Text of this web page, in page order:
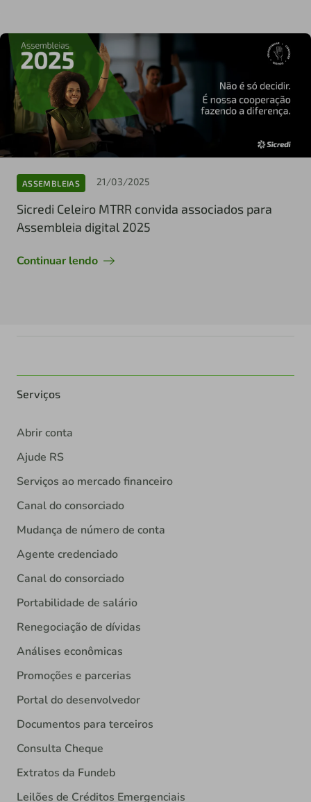
ASSEMBLEIAS 21/03/2025
Sicredi Celeiro MTRR convida associados para
Assembleia digital 2025
Continuar lendo
Serviços
Abrir conta
Ajude RS
Serviços ao mercado financeiro
Canal do consorciado
Mudança de número de conta
Agente credenciado
Canal do consorciado
Portabilidade de salário
Renegociação de dívidas
Análises econômicas
Promoções e parcerias
Portal do desenvolvedor
Documentos para terceiros
Consulta Cheque
Extratos da Fundeb
Leilões de Créditos Emergenciais